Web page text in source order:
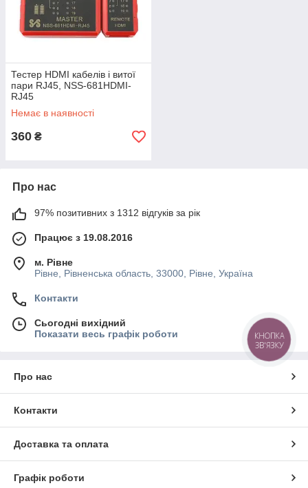
Тестер HDMI кабелів і витої
пари RJ45, NSS-681HDMI-
RJ45
Немає в наявності
360 ₴
Про нас
97% позитивних з 1312 відгуків за рік
Працює з 19.08.2016
м. Рівне
Рівне, Рівненська область, 33000, Рівне, Україна
Контакти
Сьогодні вихідний
Показати весь графік роботи
Про нас
Контакти
Доставка та оплата
Графік роботи
КНОПКА
ЗВ'ЯЗКУ